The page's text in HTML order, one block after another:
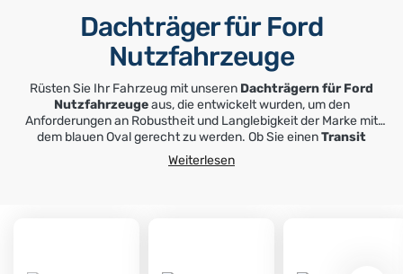
Dachträger für Ford
Nutzfahrzeuge
Rüsten Sie Ihr Fahrzeug mit unseren Dachträgern für Ford
Nutzfahrzeugeaus, die entwickelt wurden, um den
Anforderungen an Robustheit und Langlebigkeit der Marke mit
dem blauen Oval gerecht zu werden. Ob Sie einenTransit
, den bekannten
Ford Transit 2Tfahren, unsere Trägerlösungen
Weiterlesen